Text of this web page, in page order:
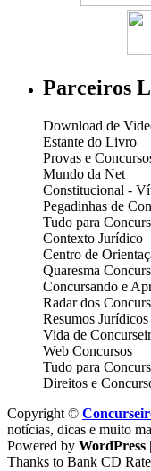
Parceiros
Download de
Estante do Livro
Provas e
Mundo da Net
Constitucional -
Pegadinhas de
Tudo para
Contexto Jurídico
Centro de
Quaresma
Concursando e
Radar dos
Resumos Jurídicos
Vida de
Web Concursos
Tudo para
Direitos e
Copyright ©
notícias, dicas e muito
Powered by WordPress
Thanks to Bank CD